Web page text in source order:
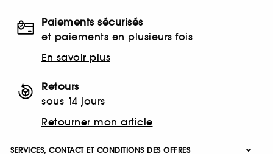
Paiements sécurisés
et paiements en plusieurs fois
En savoir plus
Retours
sous 14 jours
Retourner mon article
SERVICES, CONTACT ET CONDITIONS DES OFFRES